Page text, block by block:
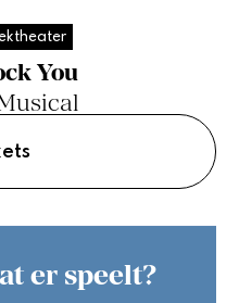
You
er speelt?